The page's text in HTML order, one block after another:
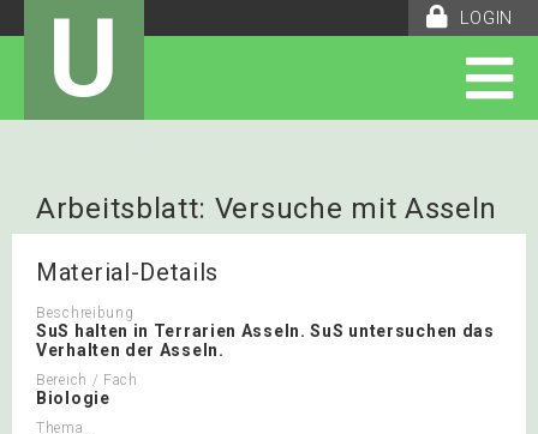
LOGIN
U
Arbeitsblatt: Versuche mit Asseln
Material-Details
Beschreibung
SuS halten in Terrarien Asseln. SuS untersuchen das
Verhalten der Asseln.
Bereich / Fach
Biologie
Thema